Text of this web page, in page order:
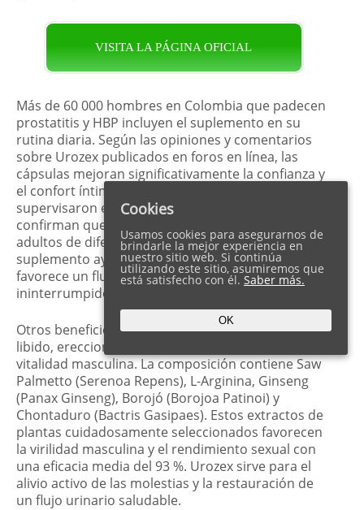
VISITA LA PÁGINA OFICIAL
Más de 60 000 hombres en Colombia que padecen
prostatitis y HBP incluyen el suplemento en su
rutina diaria. Según las opiniones y comentarios
sobre Urozex publicados en foros en línea, las
cápsulas mejoran significativamente la confianza y
el confort íntimos. Urólogos certificados que
supervisaron el proceso de pruebas clínicas
confirman que Urozex es adecuado para hombres
adultos de diferentes grupos de edad. El
suplemento ayuda a reducir las pérdidas de orina y
favorece un flujo urinario constante e
ininterrumpido.
Otros beneficios adicionales son el aumento de la
libido, erecciones más fuertes y una mayor
vitalidad masculina. La composición contiene Saw
Palmetto (Serenoa Repens), L-Arginina, Ginseng
(Panax Ginseng), Borojó (Borojoa Patinoi) y
Chontaduro (Bactris Gasipaes). Estos extractos de
plantas cuidadosamente seleccionados favorecen
la virilidad masculina y el rendimiento sexual con
una eficacia media del 93 %. Urozex sirve para el
alivio activo de las molestias y la restauración de
un flujo urinario saludable.
Cookies
Usamos cookies para asegurarnos de
brindarle la mejor experiencia en
nuestro sitio web. Si continúa
utilizando este sitio, asumiremos que
está satisfecho con él. Saber más.
OK